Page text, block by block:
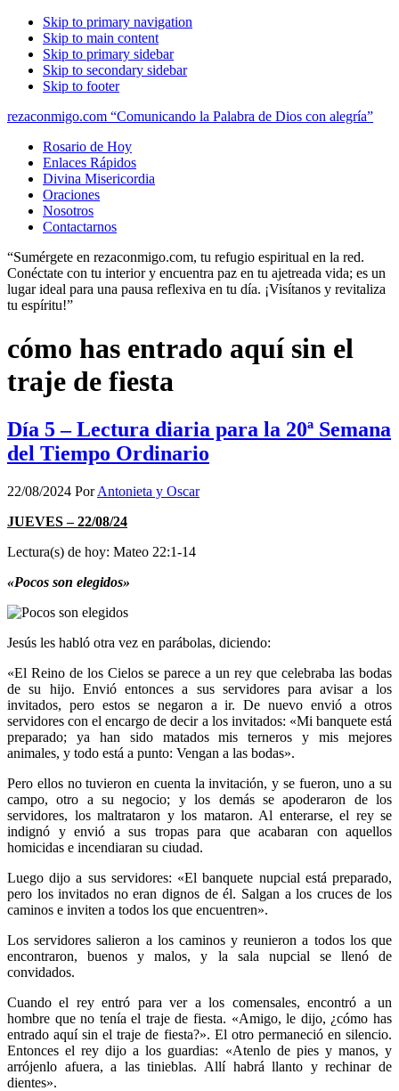
Skip to primary navigation
Skip to main content
Skip to primary sidebar
Skip to secondary sidebar
Skip to footer
rezaconmigo.com “Comunicando la Palabra de Dios con alegría”
Rosario de Hoy
Enlaces Rápidos
Divina Misericordia
Oraciones
Nosotros
Contactarnos
“Sumérgete en rezaconmigo.com, tu refugio espiritual en la red.
Conéctate con tu interior y encuentra paz en tu ajetreada vida; es un
lugar ideal para una pausa reflexiva en tu día. ¡Visítanos y revitaliza
tu espíritu!”
cómo has entrado aquí sin el
traje de fiesta
Día 5 – Lectura diaria para la 20ª Semana
del Tiempo Ordinario
22/08/2024 PorAntonieta y Oscar
JUEVES – 22/08/24
Lectura(s) de hoy: Mateo 22:1-14
«Pocos son elegidos»
Jesús les habló otra vez en parábolas, diciendo:
«El Reino de los Cielos se parece a un rey que celebraba las bodas
de su hijo. Envió entonces a sus servidores para avisar a los
invitados, pero estos se negaron a ir. De nuevo envió a otros
servidores con el encargo de decir a los invitados: «Mi banquete está
preparado; ya han sido matados mis terneros y mis mejores
animales, y todo está a punto: Vengan a las bodas».
Pero ellos no tuvieron en cuenta la invitación, y se fueron, uno a su
campo, otro a su negocio; y los demás se apoderaron de los
servidores, los maltrataron y los mataron. Al enterarse, el rey se
indignó y envió a sus tropas para que acabaran con aquellos
homicidas e incendiaran su ciudad.
Luego dijo a sus servidores: «El banquete nupcial está preparado,
pero los invitados no eran dignos de él. Salgan a los cruces de los
caminos e inviten a todos los que encuentren».
Los servidores salieron a los caminos y reunieron a todos los que
encontraron, buenos y malos, y la sala nupcial se llenó de
convidados.
Cuando el rey entró para ver a los comensales, encontró a un
hombre que no tenía el traje de fiesta. «Amigo, le dijo, ¿cómo has
entrado aquí sin el traje de fiesta?». El otro permaneció en silencio.
Entonces el rey dijo a los guardias: «Atenlo de pies y manos, y
arrójenlo afuera, a las tinieblas. Allí habrá llanto y rechinar de
dientes».